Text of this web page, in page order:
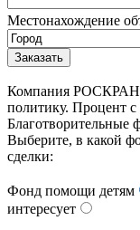
Местонахождение
Компания РОСКРАН
политику. Процент с
Благотворительные
Выберите, в какой
сделки:
Фонд помощи детям
интересует